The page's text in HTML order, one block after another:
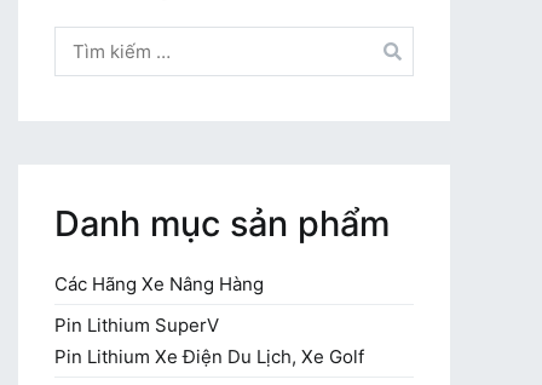
kiếm
cho:
Danh mục sản phẩm
Các Hãng Xe Nâng Hàng
Pin Lithium SuperV
Pin Lithium Xe Điện Du Lịch, Xe Golf